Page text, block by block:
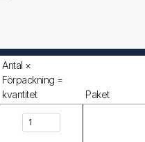
Antal ×
Förpackning =
kvantitet
Paket